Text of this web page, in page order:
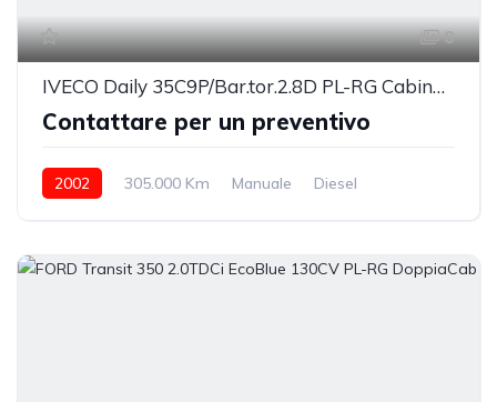
8
IVECO Daily 35C9P/Bar.tor.2.8D PL-RG Cabinato
Contattare per un preventivo
2002 305.000 Km Manuale
Diesel